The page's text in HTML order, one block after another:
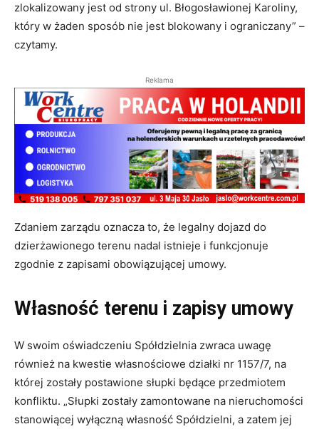
zlokalizowany jest od strony ul. Błogosławionej Karoliny,
który w żaden sposób nie jest blokowany i ograniczany” –
czytamy.
Reklama
Zdaniem zarządu oznacza to, że legalny dojazd do
dzierżawionego terenu nadal istnieje i funkcjonuje
zgodnie z zapisami obowiązującej umowy.
Własność terenu i zapisy umowy
W swoim oświadczeniu Spółdzielnia zwraca uwagę
również na kwestie własnościowe działki nr 1157/7, na
której zostały postawione słupki będące przedmiotem
konfliktu. „Słupki zostały zamontowane na nieruchomości
stanowiącej wyłączną własność Spółdzielni, a zatem jej